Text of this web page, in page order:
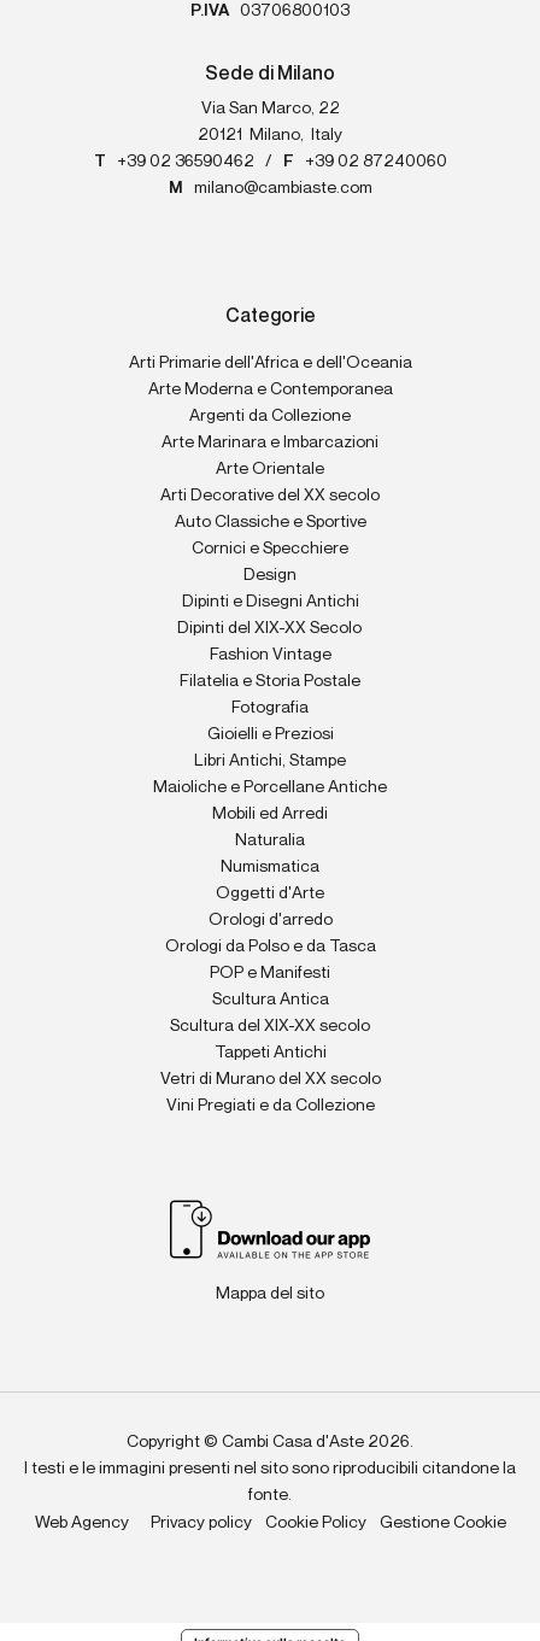
P.IVA
03706800103
Sede di Milano
Via San Marco, 22
20121
Milano,
Italy
T
+39 02 36590462 / F
+39 02 87240060
M
milano@cambiaste.com
Categorie
Arti Primarie dell'Africa e dell'Oceania
Arte Moderna e Contemporanea
Argenti da Collezione
Arte Marinara e Imbarcazioni
Arte Orientale
Arti Decorative del XX secolo
Auto Classiche e Sportive
Cornici e Specchiere
Design
Dipinti e Disegni Antichi
Dipinti del XIX-XX Secolo
Fashion Vintage
Filatelia e Storia Postale
Fotografia
Gioielli e Preziosi
Libri Antichi, Stampe
Maioliche e Porcellane Antiche
Mobili ed Arredi
Naturalia
Numismatica
Oggetti d'Arte
Orologi d'arredo
Orologi da Polso e da Tasca
POP e Manifesti
Scultura Antica
Scultura del XIX-XX secolo
Tappeti Antichi
Vetri di Murano del XX secolo
Vini Pregiati e da Collezione
Mappa del sito
Copyright © Cambi Casa d'Aste 2026.
I testi e le immagini presenti nel sito sono riproducibili citandone la
fonte.
Web Agency
Privacy policy Cookie Policy Gestione Cookie